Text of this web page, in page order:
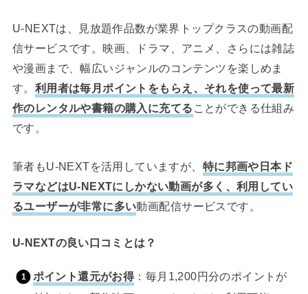
U-NEXTは、見放題作品数が業界トップクラスの動画配
信サービスです。映画、ドラマ、アニメ、さらには雑誌
や漫画まで、幅広いジャンルのコンテンツを楽しめま
す。 利用者は毎月ポイントをもらえ、それを使って最新
作のレンタルや書籍の購入に充てる ことができる仕組み
です。
筆者もU-NEXTを活用していますが、 特に邦画や日本ド
ラマなどはU-NEXTにしかない動画が多く、利用してい
るユーザーが非常に多い動画配信サービスです。
U-NEXTの良い口コミとは？
ポイント還元がお得：毎月1,200円分のポイントが